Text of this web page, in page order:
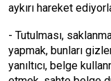
aykırı hareket
- Tutulması,
yapmak, bunları
yanıltıcı, belge